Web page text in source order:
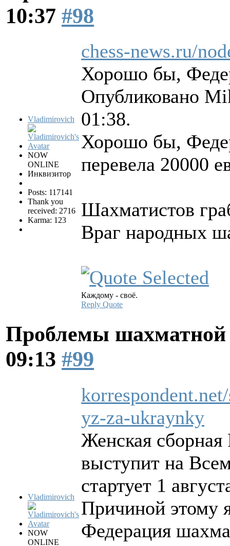
10:37 #98
Vladimirovich
NOW
ONLINE
Инквизитор
Posts: 117141
Thank you
received: 2716
Karma: 123
chess-news.ru/
Хорошо бы,
Опубликовано
01:38.
Хорошо бы,
перевела 20000
Шахматистов
Враг народных
Каждому - своё.
Reply Quote
Проблемы шахматной
09:13 #99
Vladimirovich
NOW
ONLINE
yz-za-ukraynky
Женская
выступит на
стартует 1
Причиной этому
Федерация